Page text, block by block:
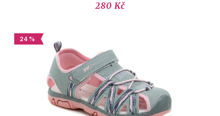
280 Kč
24 %